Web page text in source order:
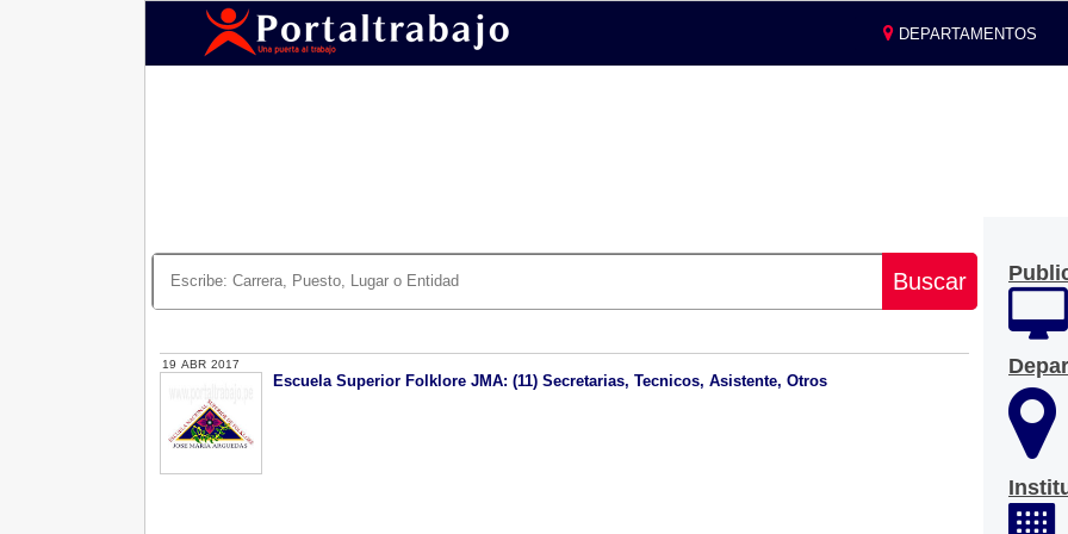
DEPARTAMENTOS
Buscar
19 ABR 2017
Escuela Superior Folklore JMA: (11) Secretarias, Tecnicos, Asistente, Otros